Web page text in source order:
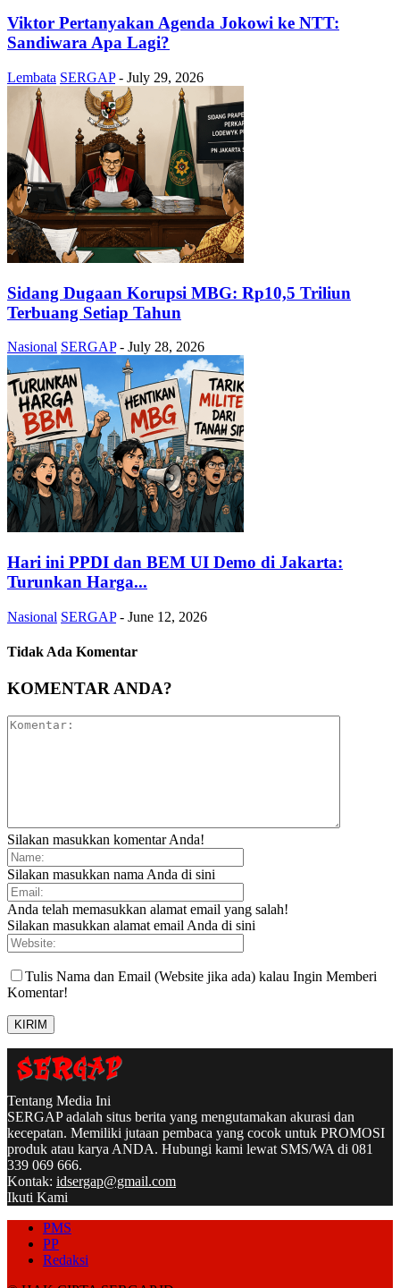
Viktor Pertanyakan Agenda Jokowi ke NTT:
Sandiwara Apa Lagi?
Lembata SERGAP - July 29, 2026
Sidang Dugaan Korupsi MBG: Rp10,5 Triliun
Terbuang Setiap Tahun
Nasional SERGAP - July 28, 2026
Hari ini PPDI dan BEM UI Demo di Jakarta:
Turunkan Harga...
Nasional SERGAP - June 12, 2026
Tidak Ada Komentar
KOMENTAR ANDA?
Silakan masukkan komentar Anda!
Silakan masukkan nama Anda di sini
Anda telah memasukkan alamat email yang salah!
Silakan masukkan alamat email Anda di sini
Tulis Nama dan Email (Website jika ada) kalau Ingin Memberi
Komentar!
Tentang Media Ini
SERGAP adalah situs berita yang mengutamakan akurasi dan
kecepatan. Memiliki jutaan pembaca yang cocok untuk PROMOSI
produk atau karya ANDA. Hubungi kami lewat SMS/WA di 081
339 069 666.
Kontak: idsergap@gmail.com
Ikuti Kami
PMS
PP
Redaksi